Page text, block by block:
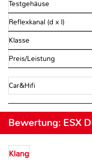
Testgehäuse
Reflexkanal (d x l)
Klasse
Preis/Leistung
Car&Hifi
Bewertung: ESX
Klang